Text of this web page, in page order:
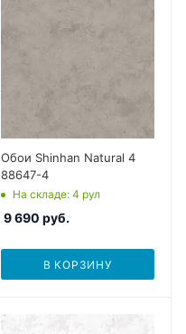
Обои Shinhan Natural 4
88647-4
На складе: 4 рул
9 690 руб.
В КОРЗИНУ